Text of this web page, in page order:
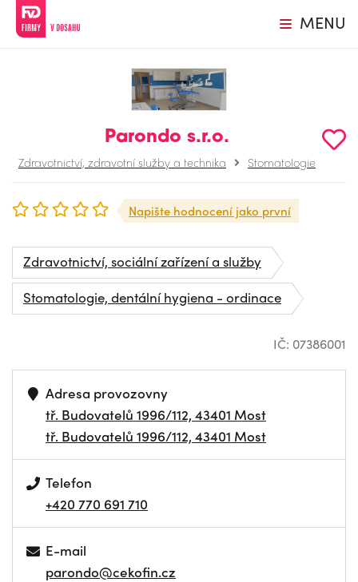
MENU
Parondo s.r.o.
Zdravotnictví, zdravotní služby a technika Stomatologie
Napište hodnocení jako první
Zdravotnictví, sociální zařízení a služby
Stomatologie, dentální hygiena - ordinace
IČ: 07386001
Adresa provozovny
tř. Budovatelů 1996/112, 43401 Most
tř. Budovatelů 1996/112, 43401 Most
Telefon
+420 770 691 710
E-mail
parondo@cekofin.cz